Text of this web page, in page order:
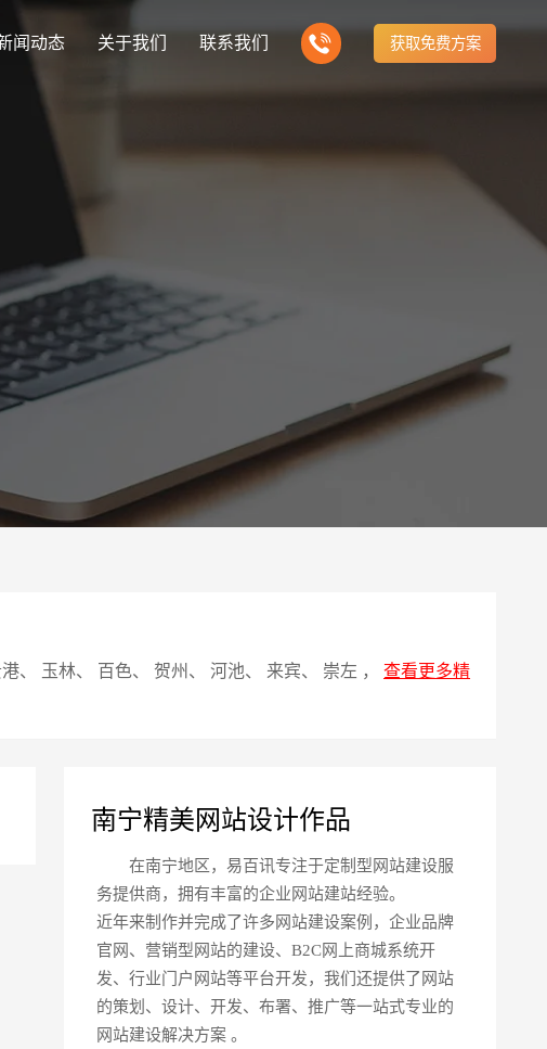
网站建设定制改版
定制化网站建设改版方案
移动手机互联网站开发
购物商城网站
企业品牌官网
创意品牌型网站建设 营销型网站建力企业公信力
网站建设解决方案
流量统计与效果分析
门户网站建设解决方案
能及时、准确、动态地更新
象网站建设解决方案
便、结构先进的优点
购物商城网站建设解决方案
方便快捷购物车、购物指南
行业网站建设解决方
芯片半导体网站建设解决方
案
闻动态
网站推广
Website optimization
关于我们
汇款方式
联系我们 获取免费方案
、 玉林、 百色、 贺州、 河池、 来宾、 崇左 ，查看更多精
南宁精美网站设计作品
在南宁地区，易百讯专注于定制型网站建设服
务提供商，拥有丰富的企业网站建站经验。
近年来制作并完成了许多网站建设案例，企业品牌
官网、营销型网站的建设、B2C网上商城系统开
发、行业门户网站等平台开发，我们还提供了网站
的策划、设计、开发、布署、推广等一站式专业的
网站建设解决方案 。
座机
0755-
请输入您的公司名称